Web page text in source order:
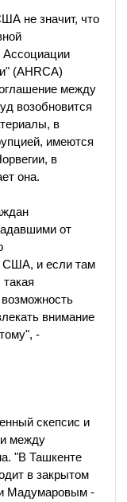
не значит, что
Ассоциации
(AHRCA)
между
возобновится
в
имеются
в
она.
от
США, и если там
внимание
-
скепсис и
между
"В Ташкенте
в закрытом
Мадумаровым -